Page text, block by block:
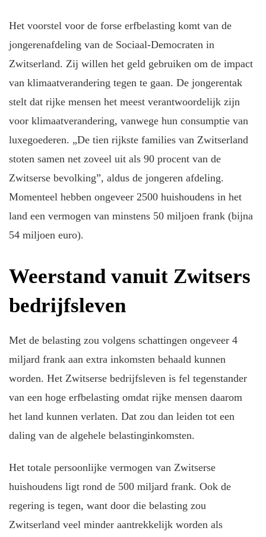
Het voorstel voor de forse erfbelasting komt van de
jongerenafdeling van de Sociaal-Democraten in
Zwitserland. Zij willen het geld gebruiken om de impact
van klimaatverandering tegen te gaan. De jongerentak
stelt dat rijke mensen het meest verantwoordelijk zijn
voor klimaatverandering, vanwege hun consumptie van
luxegoederen. „De tien rijkste families van Zwitserland
stoten samen net zoveel uit als 90 procent van de
Zwitserse bevolking”, aldus de jongeren afdeling.
Momenteel hebben ongeveer 2500 huishoudens in het
land een vermogen van minstens 50 miljoen frank (bijna
54 miljoen euro).
Weerstand vanuit Zwitsers
bedrijfsleven
Met de belasting zou volgens schattingen ongeveer 4
miljard frank aan extra inkomsten behaald kunnen
worden. Het Zwitserse bedrijfsleven is fel tegenstander
van een hoge erfbelasting omdat rijke mensen daarom
het land kunnen verlaten. Dat zou dan leiden tot een
daling van de algehele belastinginkomsten.
Het totale persoonlijke vermogen van Zwitserse
huishoudens ligt rond de 500 miljard frank. Ook de
regering is tegen, want door die belasting zou
Zwitserland veel minder aantrekkelijk worden als